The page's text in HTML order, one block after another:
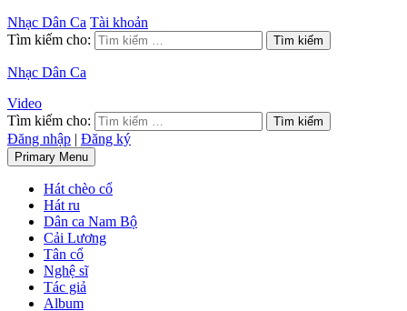
Nhạc Dân Ca Tài khoản
Tìm kiếm cho:
Nhạc Dân Ca
Video
Tìm kiếm cho:
Đăng nhập | Đăng ký
Primary Menu
Hát chèo cổ
Hát ru
Dân ca Nam Bộ
Cải Lương
Tân cổ
Nghệ sĩ
Tác giả
Album